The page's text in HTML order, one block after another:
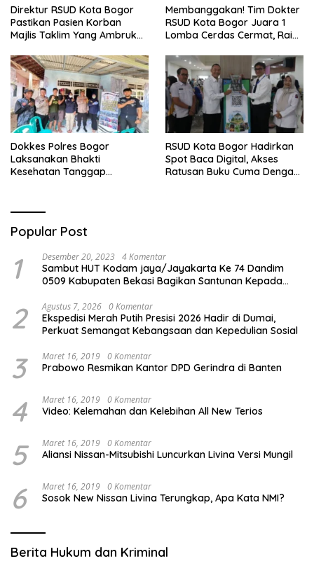
Direktur RSUD Kota Bogor
Pastikan Pasien Korban
Majlis Taklim Yang Ambruk
Perawatan Maksimal
Membanggakan! Tim Dokter
RSUD Kota Bogor Juara 1
Lomba Cerdas Cermat, Raih
Se-Bogor
Dokkes Polres Bogor
Laksanakan Bhakti
Kesehatan Tanggap
RSUD Kota Bogor Hadirkan
Spot Baca Digital, Akses
Ratusan Buku Cuma Dengan
Popular Post
1 Desember 20, 2023 4 Komentar
Sambut HUT Kodam jaya/Jayakarta Ke 74 Dandim
0509 Kabupaten Bekasi Bagikan Santunan Kepada
2 Agustus 7, 2026 0 Komentar
Ekspedisi Merah Putih Presisi 2026 Hadir di Dumai,
Perkuat Semangat Kebangsaan dan Kepedulian Sosial
3 Maret 16, 2019 0 Komentar
Prabowo Resmikan Kantor DPD Gerindra di Banten
4 Maret 16, 2019 0 Komentar
Video: Kelemahan dan Kelebihan All New Terios
5 Maret 16, 2019 0 Komentar
Aliansi Nissan-Mitsubishi Luncurkan Livina Versi Mungil
6 Maret 16, 2019 0 Komentar
Sosok New Nissan Livina Terungkap, Apa Kata NMI?
Berita Hukum dan Kriminal